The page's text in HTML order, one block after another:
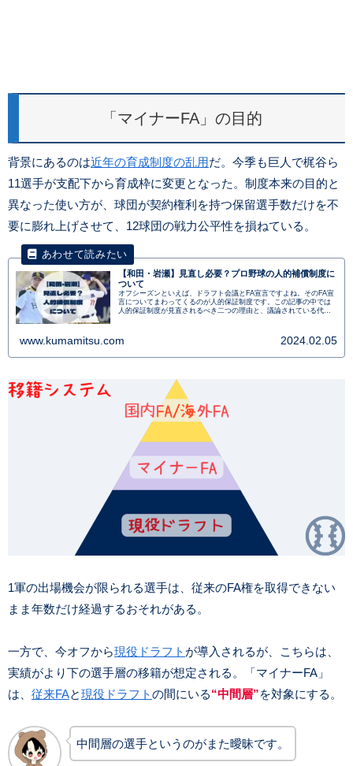
「マイナーFA」の目的
背景にあるのは近年の育成制度の乱用だ。今季も巨人で梶谷ら
11選手が支配下から育成枠に変更となった。制度本来の目的と
異なった使い方が、球団が契約権利を持つ保留選手数だけを不
要に膨れ上げさせて、12球団の戦力公平性を損ねている。
【和田・岩瀬】見直し必要？プロ野球の人的補償制度に
ついて
オフシーズンといえば、ドラフト会議とFA宣言ですよね。そのFA宣
言についてまわってくるのが人的保証制度です。この記事の中では
人的保証制度が見直されるべき二つの理由と、議論されている代替
www.kumamitsu.com 2024.02.05
1軍の出場機会が限られる選手は、従来のFA権を取得できない
まま年数だけ経過するおそれがある。
一方で、今オフから現役ドラフト が導入されるが、こちらは、
実績がより下の選手層の移籍が想定される。「マイナーFA」
は、 従来FAと現役ドラフトの間にいる“中間層”を対象にする。
中間層の選手というのがまた曖昧です。